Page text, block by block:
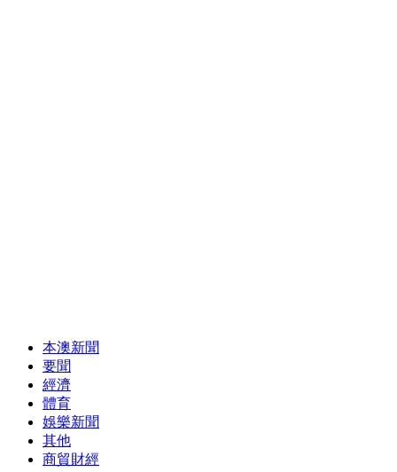
本澳新聞
要聞
經濟
體育
娛樂新聞
其他
商貿財經